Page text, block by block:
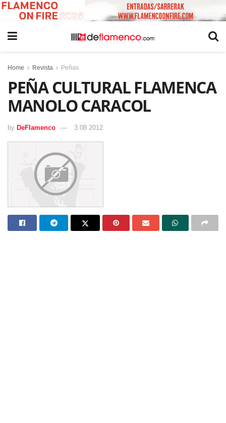
Home Revista Peñas
PEÑA CULTURAL FLAMENCA
MANOLO CARACOL
by DeFlamenco 3 08 2012